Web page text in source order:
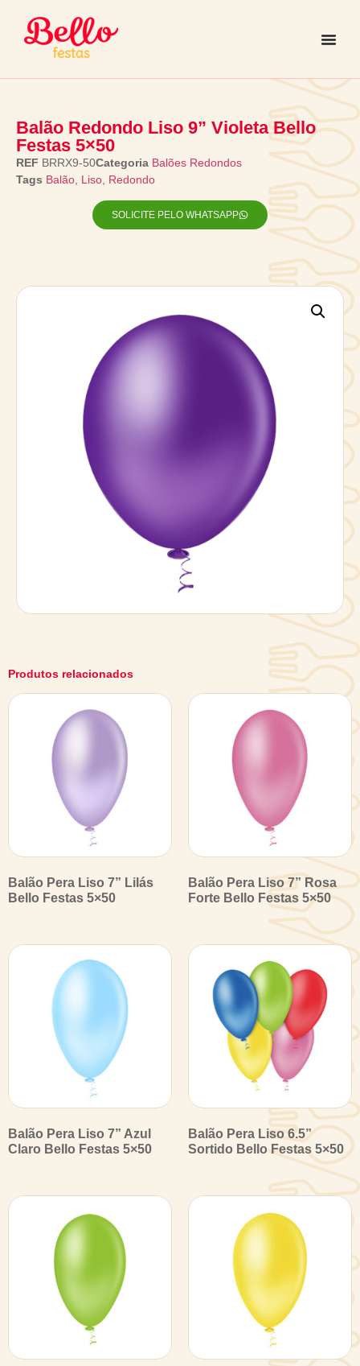
Balão Redondo Liso 9” Violeta Bello
Festas 5×50
REF BRRX9-50Categoria Balões Redondos
Tags Balão Liso Redondo
SOLICITE PELO WHATSAPP
Produtos relacionados
Balão Pera Liso 7” Lilás
Bello Festas 5×50
Balão Pera Liso 7” Rosa
Forte Bello Festas 5×50
Balão Pera Liso 7” Azul
Claro Bello Festas 5×50
Balão Pera Liso 6.5”
Sortido Bello Festas 5×50